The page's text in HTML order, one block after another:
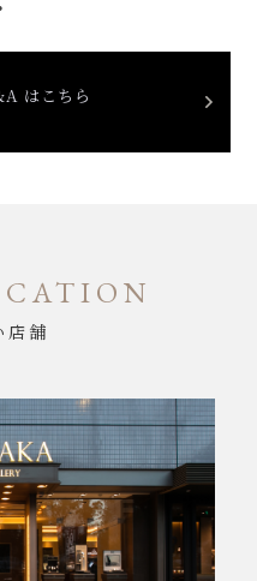
はこちら
店舗